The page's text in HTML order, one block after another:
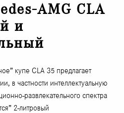
AMG CLA
и
купе CLA 35 предлагает
в частности интеллектуальную
развлекательного спектра
2-литровый